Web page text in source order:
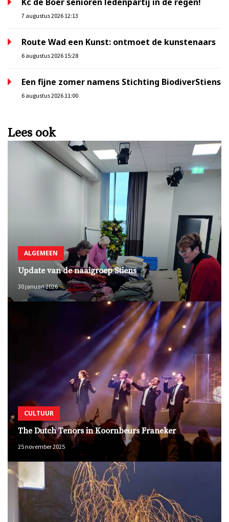
7 augustus 2026 12:13
Route Wad een Kunst: ontmoet de kunstenaars
6 augustus 2026 15:28
Een fijne zomer namens Stichting BiodiverStiens
6 augustus 2026 11:00
Lees ook
ALGEMEEN
Update van de naaigroep Stiens
30 januari 2026
CULTUUR
The Dutch Tenors in Koornbeurs Franeker
25 november 2025